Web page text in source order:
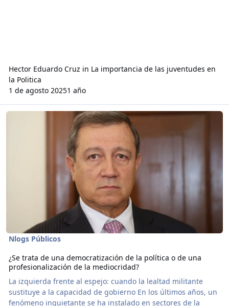
Hector Eduardo Cruz in La importancia de las juventudes en
la Politica
1 de agosto 20251 año
Read more about ¿Se trata de una democratización de la política
Nlogs Públicos
¿Se trata de una democratización de la política o de una
profesionalización de la mediocridad?
La izquierda frente al espejo: cuando la lealtad militante
sustituye a la capacidad de gobierno En los últimos años, un
fenómeno inquietante se ha instalado en sectores de la